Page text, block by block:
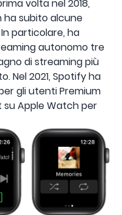
volta nel 2018,
ha subito alcune
particolare, ha
autonomo tre
di streaming più
Nel 2021, Spotify ha
gli utenti Premium
Apple Watch per